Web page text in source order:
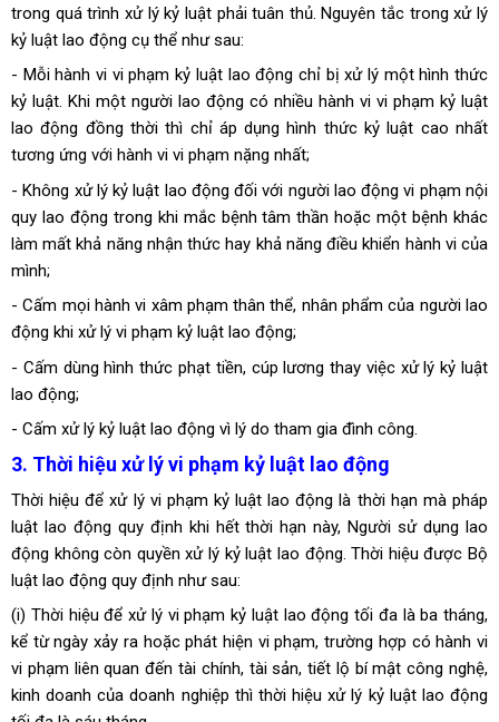
trong quá trình xử lý kỷ luật phải tuân thủ. Nguyên tắc trong xử lý
kỷ luật lao động cụ thể như sau:
- Mỗi hành vi vi phạm kỷ luật lao động chỉ bị xử lý một hình thức
kỷ luật. Khi một người lao động có nhiều hành vi vi phạm kỷ luật
lao động đồng thời thì chỉ áp dụng hình thức kỷ luật cao nhất
tương ứng với hành vi vi phạm nặng nhất;
- Không xử lý kỷ luật lao động đối với người lao động vi phạm nội
quy lao động trong khi mắc bệnh tâm thần hoặc một bệnh khác
làm mất khả năng nhận thức hay khả năng điều khiển hành vi của
mình;
- Cấm mọi hành vi xâm phạm thân thể, nhân phẩm của người lao
động khi xử lý vi phạm kỷ luật lao động;
- Cấm dùng hình thức phạt tiền, cúp lương thay việc xử lý kỷ luật
lao động;
- Cấm xử lý kỷ luật lao động vì lý do tham gia đình công.
3. Thời hiệu xử lý vi phạm kỷ luật lao động
Thời hiệu để xử lý vi phạm kỷ luật lao động là thời hạn mà pháp
luật lao động quy định khi hết thời hạn này, Người sử dụng lao
động không còn quyền xử lý kỷ luật lao động. Thời hiệu được Bộ
luật lao động quy định như sau:
(i) Thời hiệu để xử lý vi phạm kỷ luật lao động tối đa là ba tháng,
kể từ ngày xảy ra hoặc phát hiện vi phạm, trường hợp có hành vi
vi phạm liên quan đến tài chính, tài sản, tiết lộ bí mật công nghệ,
kinh doanh của doanh nghiệp thì thời hiệu xử lý kỷ luật lao động